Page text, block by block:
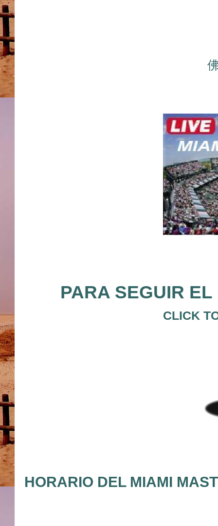
PARA SEGUIR
CLICK
HORARIO DEL MIAMI